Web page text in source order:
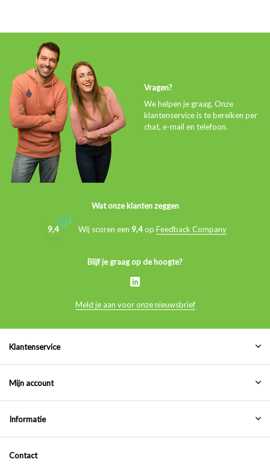
Vragen?
We helpen je graag. Onze
klantenservice is te bereiken per
chat, e-mail en telefoon.
Wat onze klanten zeggen
9,4 Wij scoren een 9,4op Feedback Company
Blijf je graag op de hoogte?
Meld je aan voor onze nieuwsbrief
Klantenservice
Mijn account
Informatie
Contact